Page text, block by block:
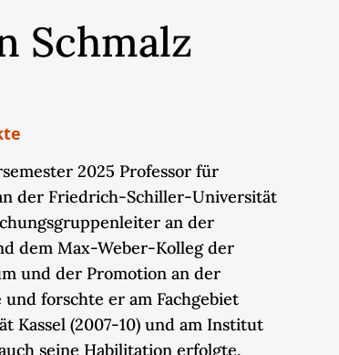
Schmalz
2025 Professor für
der Friedrich-Schiller-Universität
an der
dem Max-Weber-Kolleg der
und der Promotion an der
forschte er am Fachgebiet
Kassel (2007-10) und am Institut
seine Habilitation erfolgte.